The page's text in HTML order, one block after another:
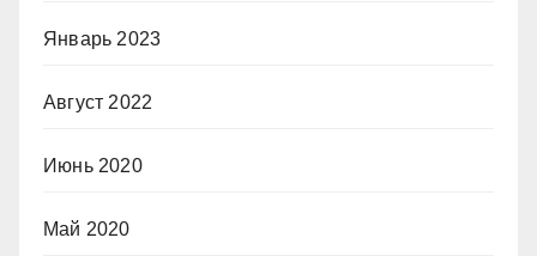
Январь 2023
Август 2022
Июнь 2020
Май 2020